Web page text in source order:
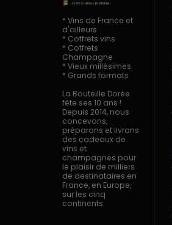
* Vins de France et
d'ailleurs
* Coffrets vins
* Coffrets
Champagne
* Vieux millésimes
* Grands formats
La Bouteille Dorée
fête ses 10 ans !
Depuis 2014, nous
concevons,
préparons et livrons
des cadeaux de
vins et
champagnes pour
le plaisir de milliers
de destinataires en
France, en Europe,
sur les cinq
continents.